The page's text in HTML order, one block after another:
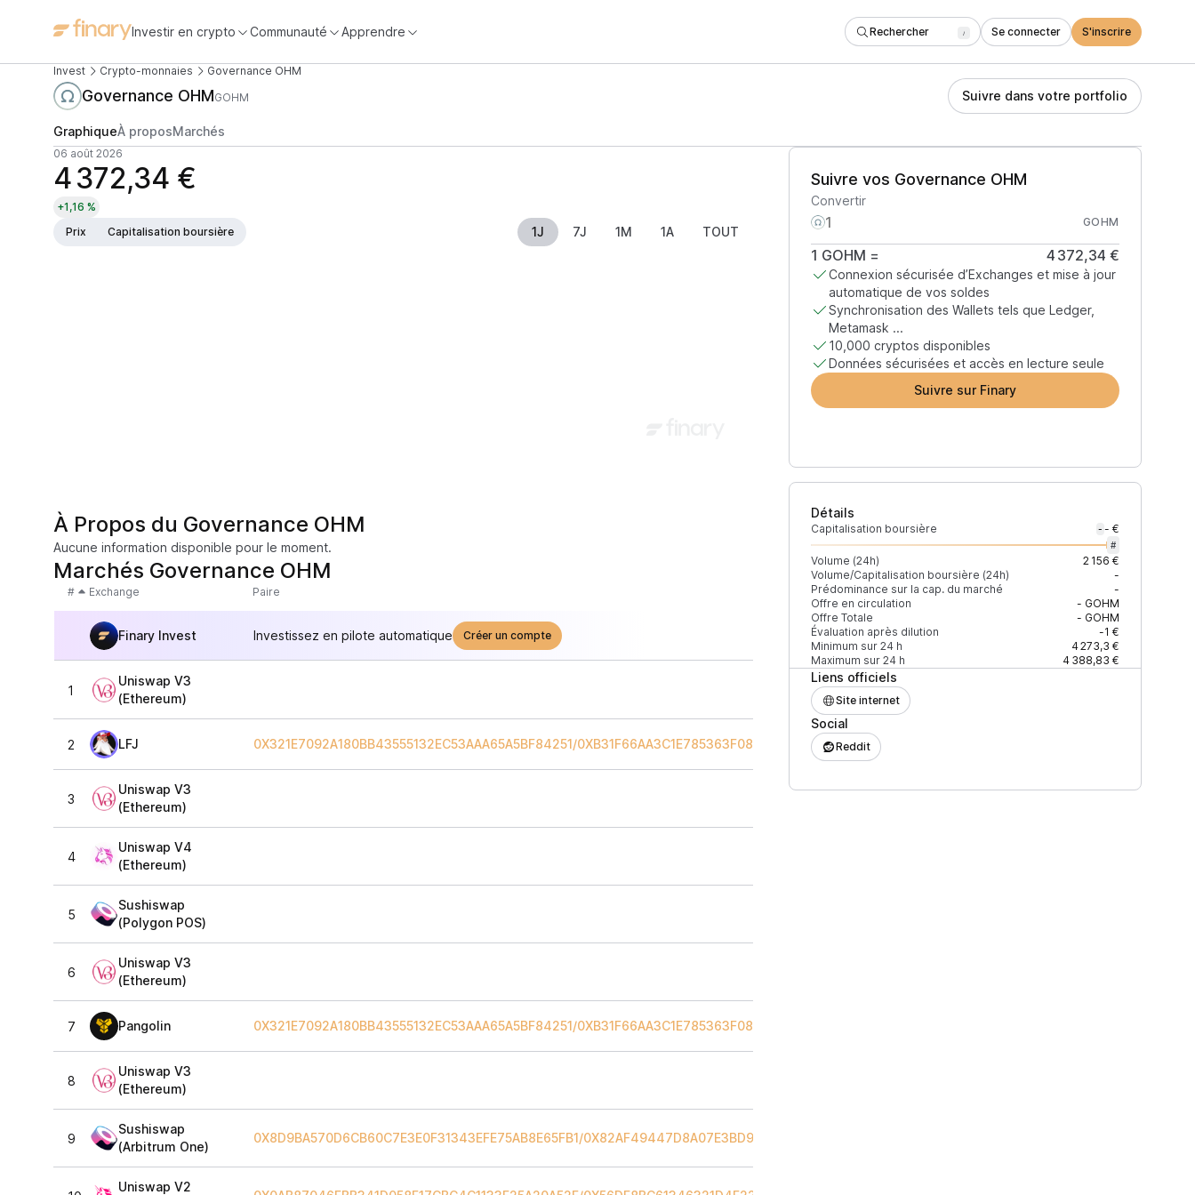
Investir en crypto Communauté Apprendre Rechercher / Se connecter S'inscrire
Invest Crypto-monnaies Governance OHM
Governance OHMGOHM Suivre dans votre portfolio
GraphiqueÀ proposMarchés
06 août 2026
4 372,34 €
+1,16 %
Prix
Capitalisation boursière 1J 7J 1M 1A TOUT
Suivre vos Governance OHM
Convertir
GOHM
1 GOHM = 4 372,34 €
Connexion sécurisée d’Exchanges et mise à jour
automatique de vos soldes
Synchronisation des Wallets tels que Ledger,
Metamask ...
10,000 cryptos disponibles
Données sécurisées et accès en lecture seule
Suivre sur Finary
Détails
Capitalisation boursière - - €
#
Volume (24h)
2 156 €
Volume/Capitalisation boursière (24h)
-
Prédominance sur la cap. du marché
-
Offre en circulation
- GOHM
Offre Totale
- GOHM
Évaluation après dilution
-1 €
Minimum sur 24 h
4 273,3 €
Maximum sur 24 h
4 388,83 €
Liens officiels
Site internet
Social
Reddit
À Propos du Governance OHM
Aucune information disponible pour le moment.
Marchés Governance OHM
# Exchange Paire +2% depth
Finary Invest Investissez en pilote automatique Créer un compte
1
Uniswap V3
(Ethereum)
2 LFJ 0X321E7092A180BB43555132EC53AAA65A5BF84251/0XB31F66AA3C1E785363F0875A1B74E27B85FD66C7
3
Uniswap V3
(Ethereum)
4
Uniswap V4
(Ethereum)
5
Sushiswap
(Polygon POS)
6
Uniswap V3
(Ethereum)
7 Pangolin 0X321E7092A180BB43555132EC53AAA65A5BF84251/0XB31F66AA3C1E785363F0875A1B74E27B85FD66C7
8
Uniswap V3
(Ethereum)
9
Sushiswap
(Arbitrum One)
0X8D9BA570D6CB60C7E3E0F31343EFE75AB8E65FB1/0X82AF49447D8A07E3BD95BD0D56F35241523FBAB1
Uniswap V2